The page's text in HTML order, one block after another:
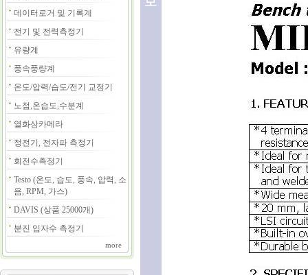
데이터로거 및 기록계
전기 및 전력측정기
유량계
풍속풍량계
온도/압력/습도/전기 교정기
노점,온습도,수분계
열화상카메라
정전기, 전자파 측정기
회전수측정기
Testo (온도, 습도, 풍속, 압력, 소
음, RPM, 가스)
DAVIS (상품 25000개)
분진 입자수 측정기
more